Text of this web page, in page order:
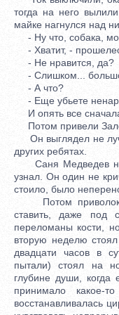
тогда на него
майке нагнулся над
- Ну что, собака,
- Хватит, -
- Не нравится, да?
- Слишком...
- А что?
- Еще убьете
И опять все
Потом привели
Он выглядел не
других ребятах.
Саня Медведев не
узнал. Он один не
стоило, было
Потом
ставить, даже под
переломаны кости,
вторую неделю
двадцати часов в
пытали) стоял на
глубине души,
принимало какое-
восстанавливалась